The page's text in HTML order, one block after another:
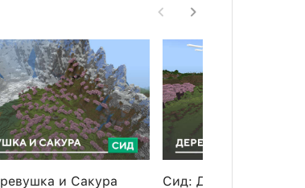
и Сакура Сид: Деревни и Вишни